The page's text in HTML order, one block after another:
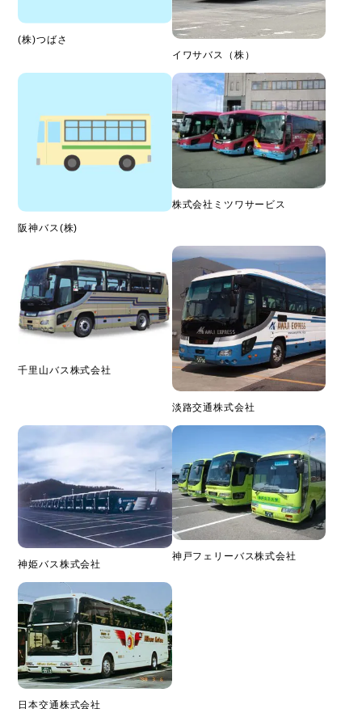
(株)つばさ
イワサバス（株）
阪神バス(株)
株式会社ミツワサービス
千里山バス株式会社
淡路交通株式会社
神姫バス株式会社
神戸フェリーバス株式会社
日本交通株式会社